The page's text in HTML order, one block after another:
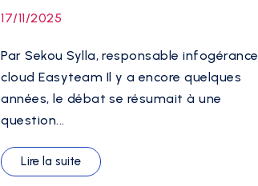
17/11/2025
Par Sekou Sylla, responsable infogérance
cloud Easyteam Il y a encore quelques
années, le débat se résumait à une
question...
Lire la suite